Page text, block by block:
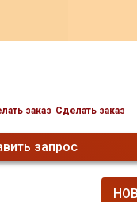
заказ Сделать заказ
запрос